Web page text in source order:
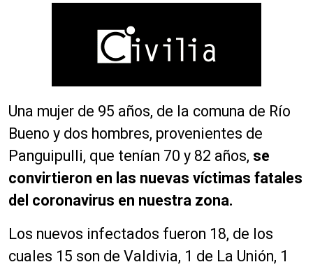
Una mujer de 95 años, de la comuna de Río
Bueno y dos hombres, provenientes de
Panguipulli, que tenían 70 y 82 años, se
convirtieron en las nuevas víctimas fatales
del coronavirus en nuestra zona.
Los nuevos infectados fueron 18, de los
cuales 15 son de Valdivia, 1 de La Unión, 1